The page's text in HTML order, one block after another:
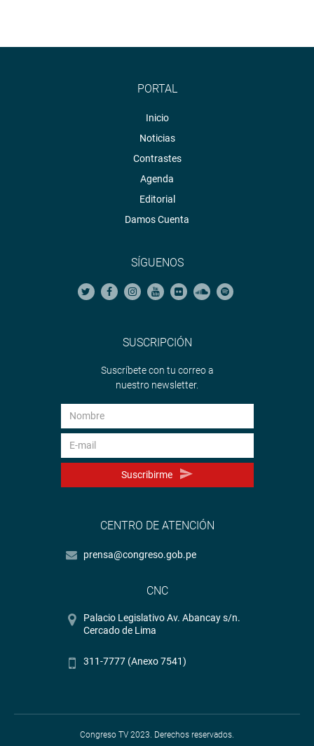
PORTAL
Inicio
Noticias
Contrastes
Agenda
Editorial
Damos Cuenta
SÍGUENOS
SUSCRIPCIÓN
Suscríbete con tu correo a
nuestro newsletter.
Suscribirme
CENTRO DE ATENCIÓN
prensa@congreso.gob.pe
CNC
Palacio Legislativo Av. Abancay s/n.
Cercado de Lima
311-7777 (Anexo 7541)
Congreso TV 2023. Derechos reservados.